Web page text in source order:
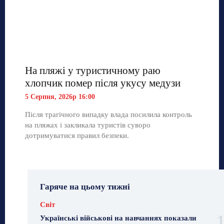
На пляжі у туристичному раю
хлопчик помер після укусу медузи
5 Серпня, 2026р 16:00
Після трагічного випадку влада посилила контроль
на пляжах і закликала туристів суворо
дотримуватися правил безпеки.
Гаряче на цьому тижні
Світ
Українські військові на навчаннях показали